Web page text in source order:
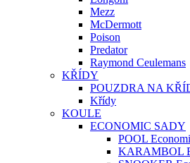
Mezz
McDermott
Poison
Predator
Raymond Ceulemans
KŘÍDY
POUZDRA NA
Křídy
KOULE
ECONOMIC SADY
POOL
KARAMBOL